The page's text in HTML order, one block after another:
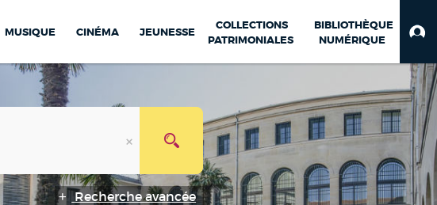
MUSIQUE CINÉMA JEUNESSE
COLLECTIONS
PATRIMONIALES
BIBLIOTHÈQUE
NUMÉRIQUE
Recherche avancée